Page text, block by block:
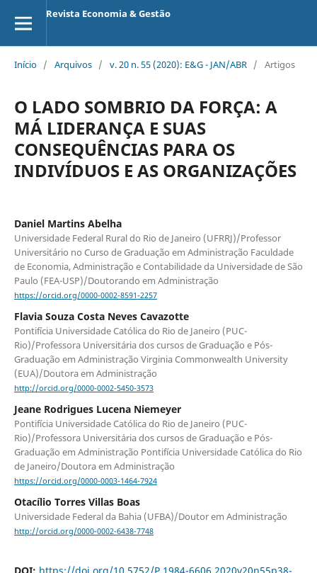
Revista Economia & Gestão
Início / Arquivos / v. 20 n. 55 (2020): E&G - JAN/ABR / Artigos
O LADO SOMBRIO DA FORÇA: A
MÁ LIDERANÇA E SUAS
CONSEQUÊNCIAS PARA OS
INDIVÍDUOS E AS ORGANIZAÇÕES
Daniel Martins Abelha
Universidade Federal Rural do Rio de Janeiro (UFRRJ)/Professor
Universitário no Curso de Graduação em Administração Faculdade
de Economia, Administração e Contabilidade da Universidade de São
Paulo (FEA-USP)/Doutorando em Administração
https://orcid.org/0000-0002-8591-2257
Flavia Souza Costa Neves Cavazotte
Pontifícia Universidade Católica do Rio de Janeiro (PUC-
Rio)/Professora Universitária dos cursos de Graduação e Pós-
Graduação em Administração Virginia Commonwealth University
(EUA)/Doutora em Administração
http://orcid.org/0000-0002-5450-3573
Jeane Rodrigues Lucena Niemeyer
Pontifícia Universidade Católica do Rio de Janeiro (PUC-
Rio)/Professora Universitária dos cursos de Graduação e Pós-
Graduação em Administração Pontifícia Universidade Católica do Rio
de Janeiro/Doutora em Administração
https://orcid.org/0000-0003-1464-7924
Otacílio Torres Villas Boas
Universidade Federal da Bahia (UFBA)/Doutor em Administração
http://orcid.org/0000-0002-6438-7748
DOI: https://doi.org/10.5752/P.1984-6606.2020v20n55p38-